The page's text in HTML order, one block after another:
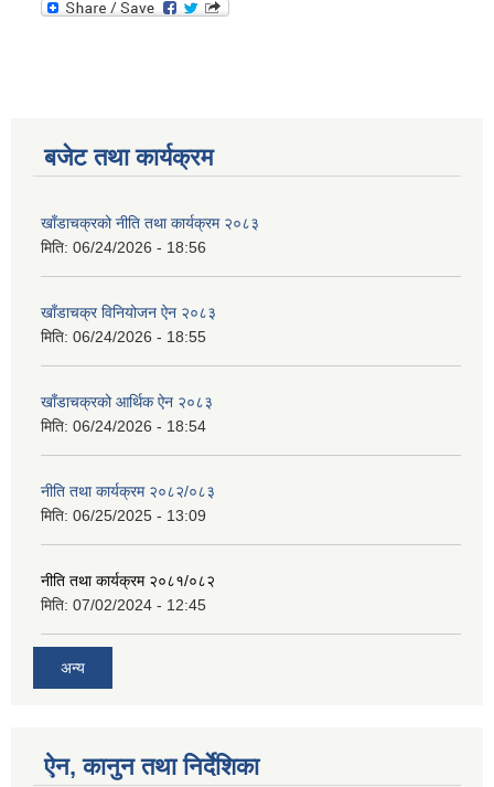
बजेट तथा कार्यक्रम
खाँडाचक्रको नीति तथा कार्यक्रम २०८३
मिति: 06/24/2026 - 18:56
खाँडाचक्र विनियोजन ऐन २०८३
मिति: 06/24/2026 - 18:55
खाँडाचक्रको आर्थिक ऐन २०८३
मिति: 06/24/2026 - 18:54
नीति तथा कार्यक्रम २०८२/०८३
मिति: 06/25/2025 - 13:09
नीति तथा कार्यक्रम २०८१/०८२
मिति: 07/02/2024 - 12:45
अन्य
ऐन, कानुन तथा निर्देशिका